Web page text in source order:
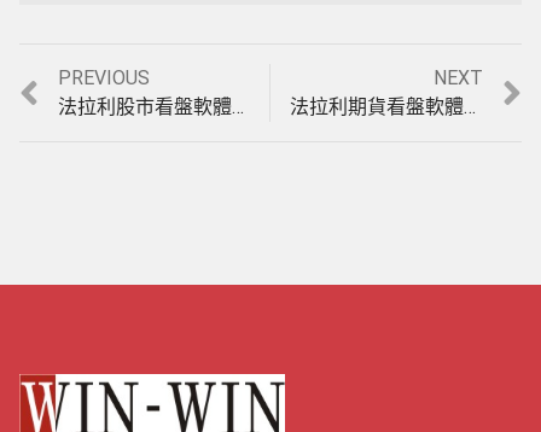
文
PREVIOUS
Previous
post:
法拉利股市看盤軟體讓您跟著主力買賣，把獲利輕鬆放口袋，高點放空再賺一波，按此觀看實例影音教學。(1040729)
NEXT
post:
法拉利期貨看盤軟體，台指期波段決策指標【富豪期指】，7、8月獲利近1000點的操作法，實例印證教學影音教學。(1040821)